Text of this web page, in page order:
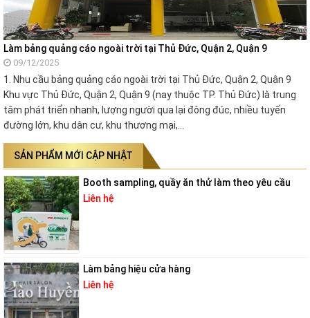
Làm bảng quảng cáo ngoài trời tại Thủ Đức, Quận 2, Quận 9
09/12/2025
1. Nhu cầu bảng quảng cáo ngoài trời tại Thủ Đức, Quận 2, Quận 9
Khu vực Thủ Đức, Quận 2, Quận 9 (nay thuộc TP. Thủ Đức) là trung
tâm phát triển nhanh, lượng người qua lại đông đúc, nhiều tuyến
đường lớn, khu dân cư, khu thương mại,…
SẢN PHẨM MỚI CẬP NHẬT
Booth sampling, quầy ăn thử làm theo yêu cầu
Liên hệ
Làm bảng hiệu cửa hàng
Liên hệ